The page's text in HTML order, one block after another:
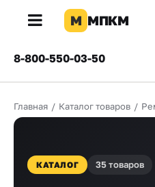
×
КОМПАНИЯ
Доставка
М МПКМ
8-800-550-03-50
Главная / Каталог товаров /
КАТАЛОГ 35 товаров